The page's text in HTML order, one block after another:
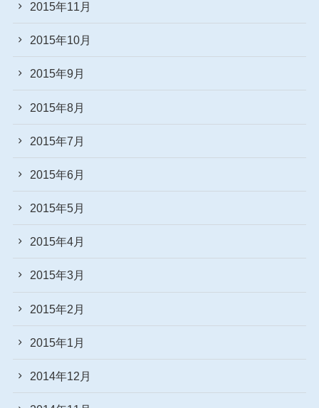
2015年11月
2015年10月
2015年9月
2015年8月
2015年7月
2015年6月
2015年5月
2015年4月
2015年3月
2015年2月
2015年1月
2014年12月